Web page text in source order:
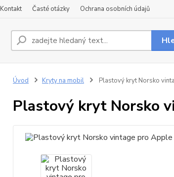
Kontakt Časté otázky Ochrana osobních údajů
Úvod Kryty na mobil Plastový kryt Norsko
Plastový kryt Norsko